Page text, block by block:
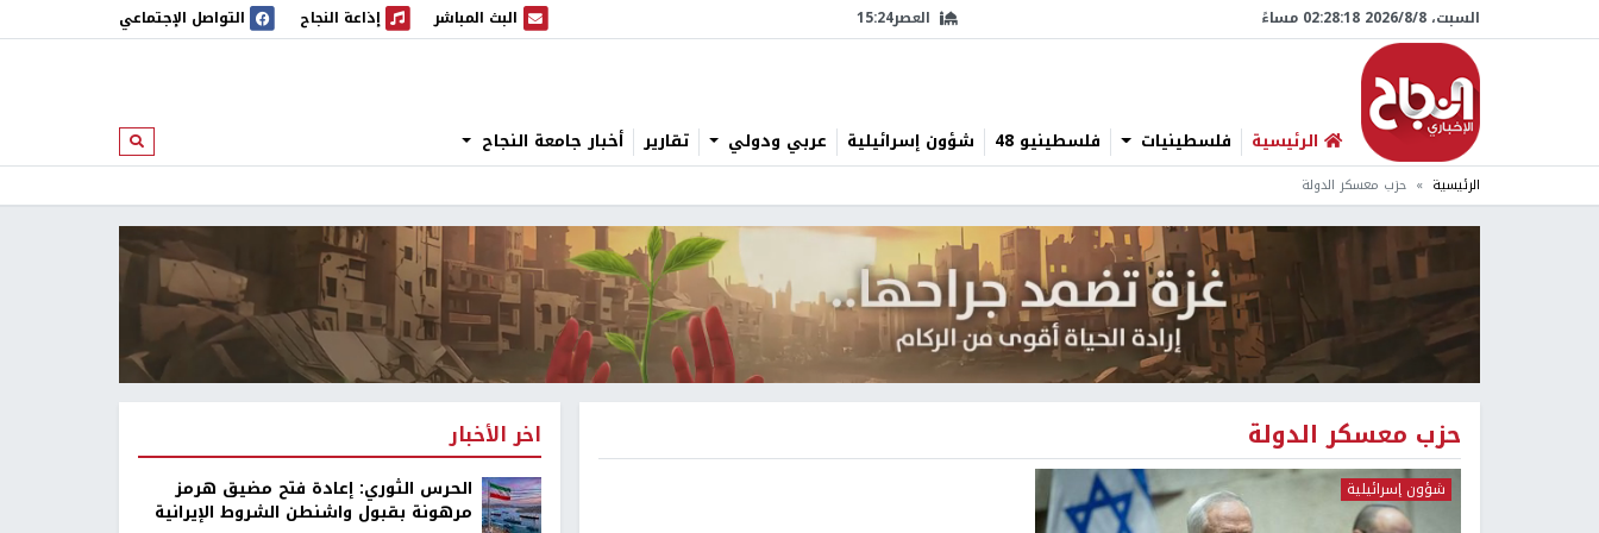
السبت، 8/‏8/‏2026 02:28:18 مساءً العصر15:24 البث المباشر
البث المباشر إذاعة النجاح
إذاعة النجاح التواصل الإجتماعي
الرئيسية فلسطينيات فلسطينيو 48 شؤون إسرائيلية عربي ودولي تقارير أخبار جامعة النجاح ابحث
الرئيسية حزب معسكر الدولة
حزب معسكر الدولة
شؤون إسرائيلية
اخر الأخبار
الحرس الثوري: إعادة فتح مضيق هرمز
مرهونة بقبول واشنطن الشروط الإيرانية